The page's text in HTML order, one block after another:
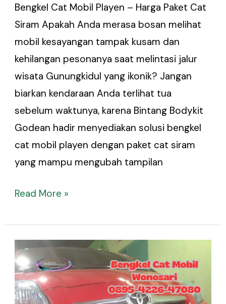
Bengkel Cat Mobil Playen – Harga Paket Cat
Siram Apakah Anda merasa bosan melihat
mobil kesayangan tampak kusam dan
kehilangan pesonanya saat melintasi jalur
wisata Gunungkidul yang ikonik? Jangan
biarkan kendaraan Anda terlihat tua
sebelum waktunya, karena Bintang Bodykit
Godean hadir menyediakan solusi bengkel
cat mobil playen dengan paket cat siram
yang mampu mengubah tampilan
Read More »
Bengkel
Cat
Mobil
Wonosari